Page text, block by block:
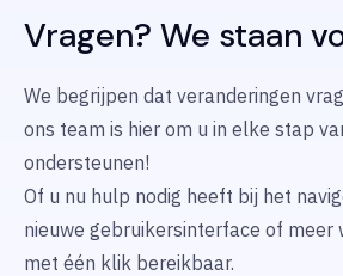
Vragen? We staan
We begrijpen dat veranderingen
ons team is hier om u in elke stap
ondersteunen!
Of u nu hulp nodig heeft bij het
nieuwe gebruikersinterface of meer
met één klik bereikbaar.